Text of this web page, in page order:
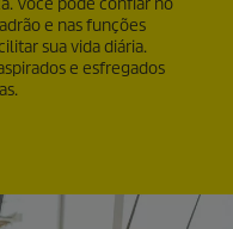
Você pode confiar no
e nas funções
sua vida diária.
e esfregados